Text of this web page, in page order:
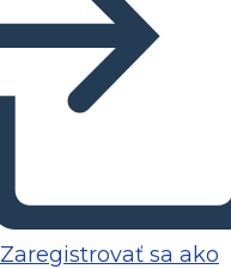
Zaregistrovať sa ako